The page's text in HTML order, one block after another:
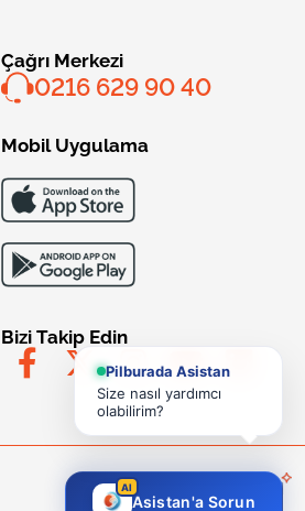
Çağrı Merkezi
0216 629 90 40
Mobil Uygulama
Bizi Takip Edin
Pilburada Asistan
Size nasıl yardımcı
olabilirim?
AI
Asistan'a Sorun